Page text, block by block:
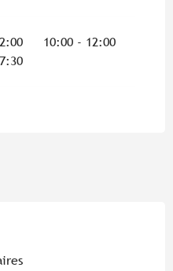
10:00 - 12:00